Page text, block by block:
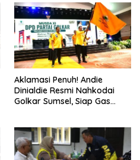
Aklamasi Penuh! Andie
Dinialdie Resmi Nahkodai
Golkar Sumsel, Siap Gas